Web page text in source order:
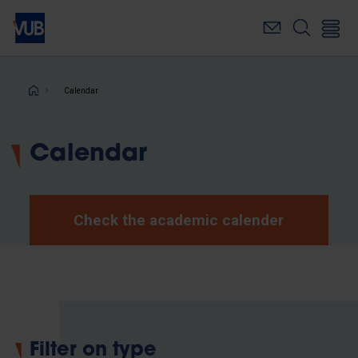
Skip
main
Breadcrumb
Calendar
Calendar
Check the academic calender
Filter on type